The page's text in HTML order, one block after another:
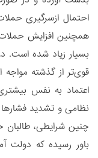
احتمال ازسرگیری
همچنین افزایش حملات
بسیار زیاد شده است.
قوی‌تر از گذشته مواجه
اعتماد به نفس
نظامی و تشدید
چنین شرایطی،
باور رسیده که دولت